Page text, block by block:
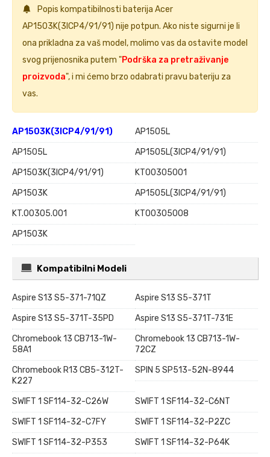
Popis kompatibilnosti baterija Acer
AP1503K(3ICP4/91/91) nije potpun. Ako niste sigurni je li
ona prikladna za vaš model, molimo vas da ostavite model
svog prijenosnika putem "Podrška za pretraživanje
proizvoda", i mi ćemo brzo odabrati pravu bateriju za
vas.
AP1503K(3ICP4/91/91)
AP15O5L
AP1505L
AP1505L(3ICP4/91/91)
AP15O3K(3ICP4/91/91)
KT00305001
AP1503K
AP15O5L(3ICP4/91/91)
KT.00305.001
KT00305008
AP15O3K
Kompatibilni Modeli
Aspire S13 S5-371-71QZ
Aspire S13 S5-371T
Aspire S13 S5-371T-35PD
Aspire S13 S5-371T-731E
Chromebook 13 CB713-1W-
58A1
Chromebook 13 CB713-1W-
72CZ
Chromebook R13 CB5-312T-
K227
SPIN 5 SP513-52N-8944
SWIFT 1 SF114-32-C26W
SWIFT 1 SF114-32-C6NT
SWIFT 1 SF114-32-C7FY
SWIFT 1 SF114-32-P2ZC
SWIFT 1 SF114-32-P353
SWIFT 1 SF114-32-P64K